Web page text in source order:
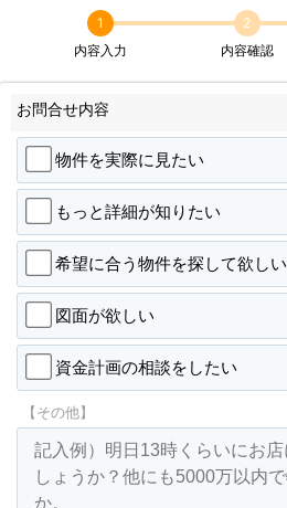
1
内容入力
2
内容確認
お問合せ内容
物件を実際に見たい
もっと詳細が知りたい
希望に合う物件を探して欲しい
図面が欲しい
資金計画の相談をしたい
【その他】